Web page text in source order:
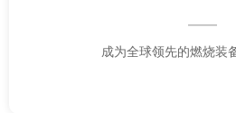
——
成为全球领先的燃烧装